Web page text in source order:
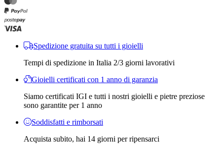
Spedizione gratuita su tutti i gioielli
Tempi di spedizione in Italia 2/3 giorni lavorativi
Gioielli certificati con 1 anno di garanzia
Siamo certificati IGI e tutti i nostri gioielli e pietre preziose
sono garantite per 1 anno
Soddisfatti e rimborsati
Acquista subito, hai 14 giorni per ripensarci